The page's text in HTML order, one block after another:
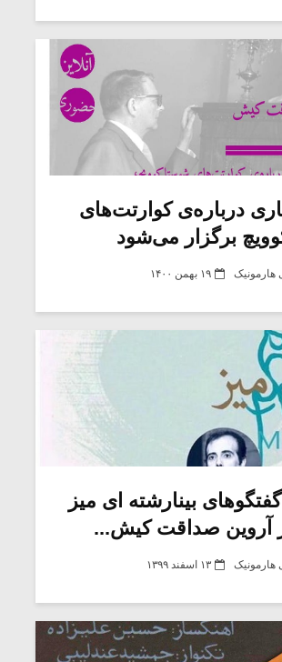
درباره‌ی کوارتت‌های
برگزار می‌شود
هارمونیک ۱۹ بهمن ۱۴۰۰
بینارشته ای میز
آروین صداقت کیش...
هارمونیک ۱۳ اسفند ۱۳۹۹